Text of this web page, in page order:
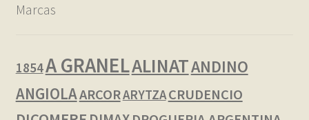
Marcas
1854A GRANELALINATANDINO
ANGIOLAARCORARYTZACRUDENCIO